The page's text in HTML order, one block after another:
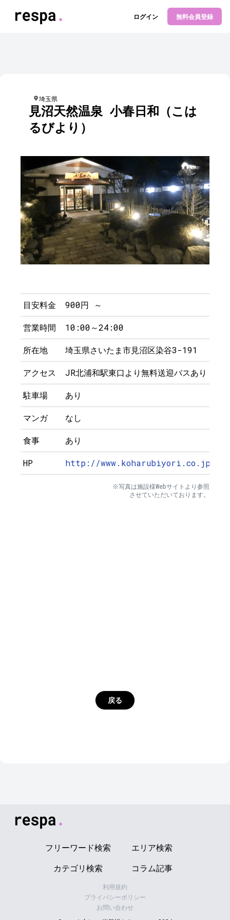
ログイン 無料会員登録
埼玉県
見沼天然温泉 小春日和（こは
るびより）
目安料金 900円 ～
営業時間 10:00～24:00
所在地 埼玉県さいたま市見沼区染谷3-191
アクセス JR北浦和駅東口より無料送迎バスあり （
駐車場 あり
マンガ なし
食事 あり
HP http://www.koharubiyori.co.jp/
※写真は施設様Webサイトより参照
させていただいております。
戻る
フリーワード検索
エリア検索
カテゴリ検索
コラム記事
利用規約
プライバシーポリシー
お問い合わせ